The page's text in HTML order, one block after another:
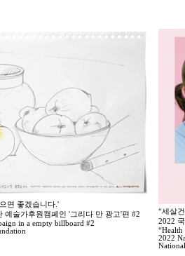
면 좋겠습니다.'
예술가후원캠페인 '그리다 만 광고'편 #2
in a empty billboard #2
“세살
2022
2022